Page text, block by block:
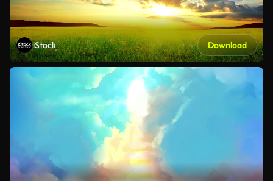
iStock Download